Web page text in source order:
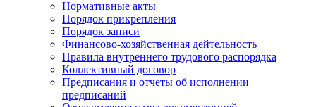
Нормативные акты
Порядок прикрепления
Порядок записи
Финансово-хозяйственная дейтельность
Правила внутреннего трудового распорядка
Коллективный договор
Предписания и отчеты об исполнении
предписаний